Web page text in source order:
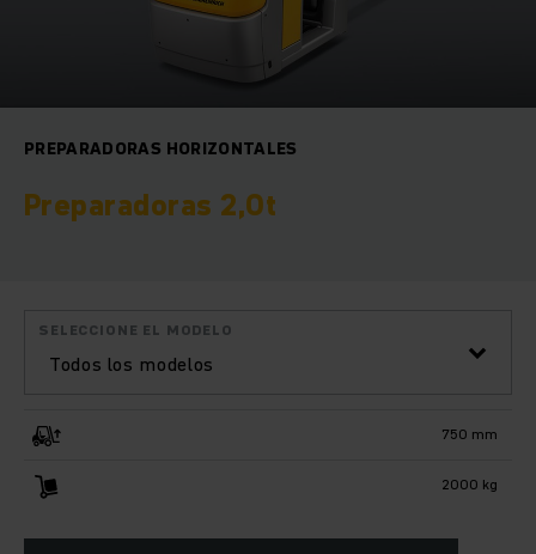
PREPARADORAS HORIZONTALES
Preparadoras 2,0t
Todos los modelos
SELECCIONE EL MODELO
750 mm
2000 kg